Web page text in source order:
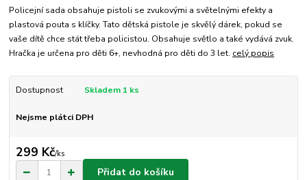
Policejní sada obsahuje pistoli se zvukovými a světelnými efekty a
plastová pouta s klíčky. Tato dětská pistole je skvělý dárek, pokud se
vaše dítě chce stát třeba policistou. Obsahuje světlo a také vydává zvuk.
Hračka je určena pro děti 6+, nevhodná pro děti do 3 let. celý popis
Dostupnost Skladem 1 ks
Nejsme plátci DPH
299 Kč/ks
Přidat do košíku